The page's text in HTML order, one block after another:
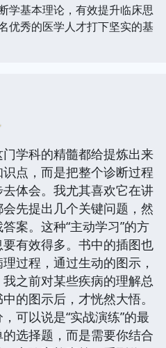
学基本理论，有效提升临床思
优秀的医学人才打下坚实的基
学科的精髓都给提炼出来
点，而是把整个诊断过程
体会。我尤其喜欢它在讲
先提出几个关键问题，然
案。这种“主动学习”的方
有效得多。书中的插图也
过程，通过生动的图示，
之前对某些疾病的理解总
的图示后，才恍然大悟。
可以说是“实战演练”的最
选择题，而是需要你结合